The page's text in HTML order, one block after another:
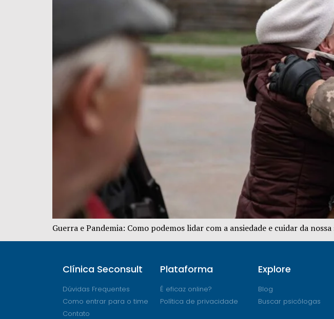
Guerra e Pandemia: Como podemos lidar com a ansiedade e cuidar da
Clínica Seconsult
Dúvidas Frequentes
Como entrar para o time
Contato
Plataforma
É eficaz online?
Política de privacidade
Explore
Blog
Buscar psicólogas